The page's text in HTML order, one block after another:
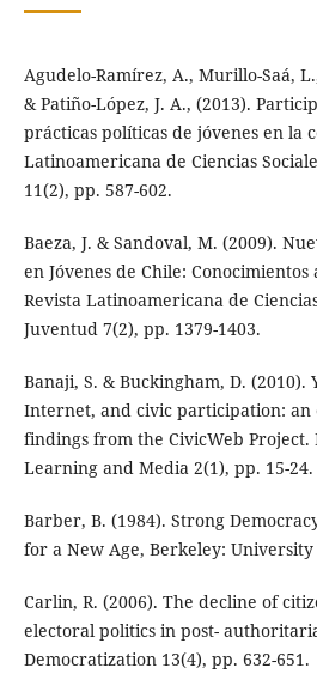
Agudelo-Ramírez, A., Murillo-Saá,
& Patiño-López, J. A., (2013).
prácticas políticas de jóvenes en la
Latinoamericana de Ciencias
11(2), pp. 587-602.
Baeza, J. & Sandoval, M. (2009).
en Jóvenes de Chile: Conocimientos
Revista Latinoamericana de
Juventud 7(2), pp. 1379-1403.
Banaji, S. & Buckingham, D. (2010).
Internet, and civic participation: an
findings from the CivicWeb
Learning and Media 2(1), pp. 15-24.
Barber, B. (1984). Strong
for a New Age, Berkeley: University
Carlin, R. (2006). The decline of
electoral politics in post-
Democratization 13(4), pp. 632-651.